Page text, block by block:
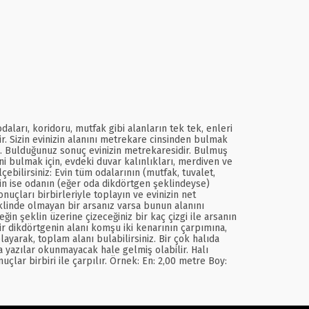
koridoru, mutfak gibi alanların tek tek, enleri
Sizin evinizin alanını metrekare cinsinden bulmak
sonuç evinizin metrekaresidir. Bulmuş
bulmak için, evdeki duvar kalınlıkları, merdiven ve
Evin tüm odalarının (mutfak, tuvalet,
ise odanın (eğer oda dikdörtgen şeklindeyse)
birbirleriyle toplayın ve evinizin net
olmayan bir arsanız varsa bunun alanını
şeklin üzerine çizeceğiniz bir kaç çizgi ile arsanın
alanı komşu iki kenarının çarpımına,
toplam alanı bulabilirsiniz. Bir çok halıda
okunmayacak hale gelmiş olabilir. Halı
birbiri ile çarpılır. Örnek: En: 2,00 metre Boy: